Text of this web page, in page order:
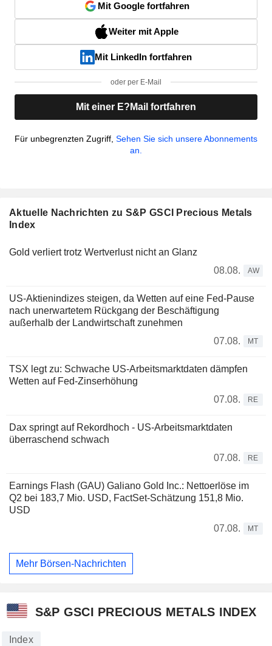
Mit Google fortfahren
Weiter mit Apple
Mit LinkedIn fortfahren
oder per E-Mail
Mit einer E?Mail fortfahren
Für unbegrenzten Zugriff, Sehen Sie sich unsere Abonnements
an.
Aktuelle Nachrichten zu S&P GSCI Precious Metals
Index
Gold verliert trotz Wertverlust nicht an Glanz
08.08.
AW
US-Aktienindizes steigen, da Wetten auf eine Fed-Pause
nach unerwartetem Rückgang der Beschäftigung
außerhalb der Landwirtschaft zunehmen
07.08.
MT
TSX legt zu: Schwache US-Arbeitsmarktdaten dämpfen
Wetten auf Fed-Zinserhöhung
07.08.
RE
Dax springt auf Rekordhoch - US-Arbeitsmarktdaten
überraschend schwach
07.08.
RE
Earnings Flash (GAU) Galiano Gold Inc.: Nettoerlöse im
Q2 bei 183,7 Mio. USD, FactSet-Schätzung 151,8 Mio.
USD
07.08.
MT
Mehr Börsen-Nachrichten
S&P GSCI PRECIOUS METALS INDEX
Index